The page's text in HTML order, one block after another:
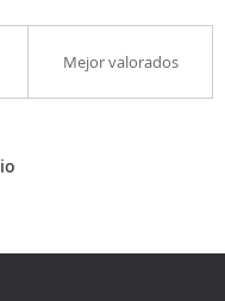
Mejor valorados